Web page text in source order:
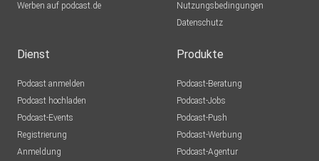
Sophia setzt sich als fahrradbegeisterte
dafür ein, die Verkehrswende nachhaltig mitzugestalten.
Podcast „Zweibahnstrasse - Mobilität der Zukunft“
möchte sie
nachhaltiger Mobilität eine Plattform bieten und ein
Bewusstsein
zum Umdenken schaffen.
Werben auf podcast.de
Nutzungsbedingungen
Datenschutz
Dienst
Podcast anmelden
Podcast hochladen
Podcast-Events
Registrierung
Anmeldung
Produkte
Podcast-Beratung
Podcast-Jobs
Podcast-Push
Podcast-Werbung
Podcast-Agentur